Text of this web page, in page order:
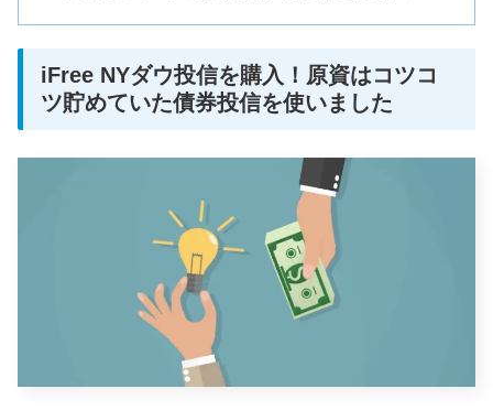
iFree NYダウ投信を購入！原資はコツコ
ツ貯めていた債券投信を使いました